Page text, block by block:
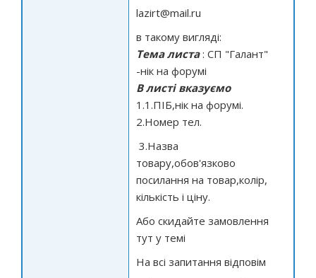
lazirt@mail.ru
в такому вигляді:
Тема листа: СП "Галант"
-нік на форумі
В листі вказуємо
1.1.ПІБ,нік на форумі.
2.Номер тел.
3.Назва
товару,обов'язково
посилання на товар,колір,
кількість і ціну.
Або скидайте замовлення
тут у темі
На всі запитання відповім